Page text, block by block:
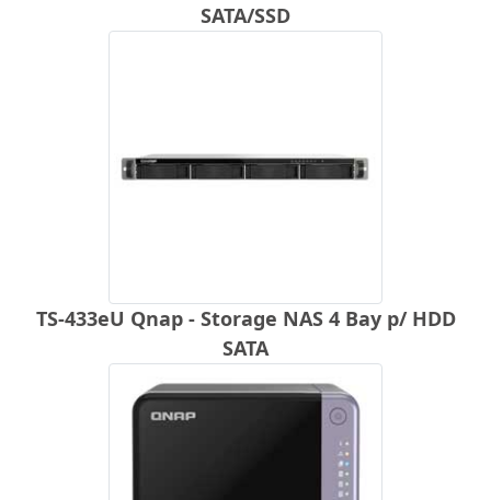
SATA/SSD
TS-433eU Qnap - Storage NAS 4 Bay p/ HDD
SATA